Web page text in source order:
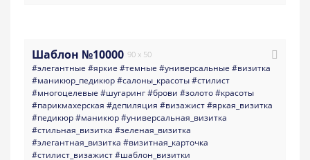
Шаблон №10000 90 x 50
#элегантные #яркие #темные #универсальные #визитка
#маникюр_педикюр#салоны_красоты#стилист
#многоцелевые #шугаринг#брови #золото#красоты
#парикмахерская #депиляция #визажист#яркая_визитка
#педикюр#маникюр#универсальная_визитка
#стильная_визитка #зеленая_визитка
#элегантная_визитка #визитная_карточка
#стилист_визажист#шаблон_визитки